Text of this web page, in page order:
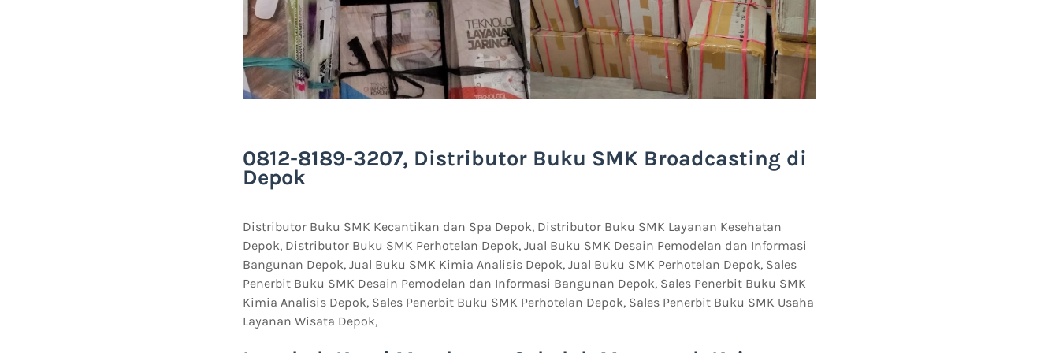
0812-8189-3207, Distributor Buku SMK Broadcasting di
Depok
Distributor Buku SMK Kecantikan dan Spa Depok, Distributor Buku SMK Layanan Kesehatan
Depok, Distributor Buku SMK Perhotelan Depok, Jual Buku SMK Desain Pemodelan dan Informasi
Bangunan Depok, Jual Buku SMK Kimia Analisis Depok, Jual Buku SMK Perhotelan Depok, Sales
Penerbit Buku SMK Desain Pemodelan dan Informasi Bangunan Depok, Sales Penerbit Buku SMK
Kimia Analisis Depok, Sales Penerbit Buku SMK Perhotelan Depok, Sales Penerbit Buku SMK Usaha
Layanan Wisata Depok,